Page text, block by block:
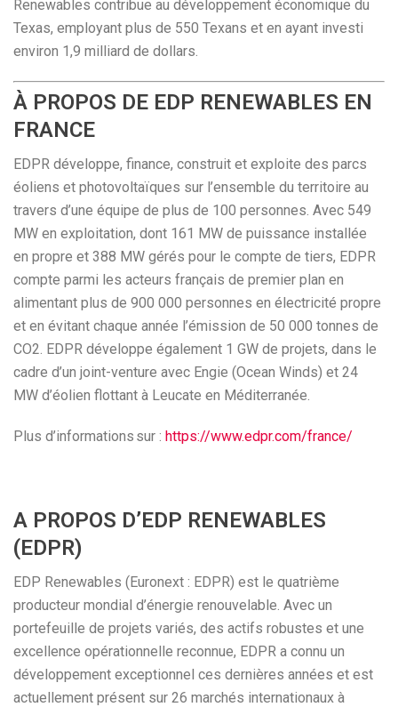
Renewables contribue au développement économique du
Texas, employant plus de 550 Texans et en ayant investi
environ 1,9 milliard de dollars.
À PROPOS DE EDP RENEWABLES EN
FRANCE
EDPR développe, finance, construit et exploite des parcs
éoliens et photovoltaïques sur l’ensemble du territoire au
travers d’une équipe de plus de 100 personnes. Avec 549
MW en exploitation, dont 161 MW de puissance installée
en propre et 388 MW gérés pour le compte de tiers, EDPR
compte parmi les acteurs français de premier plan en
alimentant plus de 900 000 personnes en électricité propre
et en évitant chaque année l’émission de 50 000 tonnes de
CO2. EDPR développe également 1 GW de projets, dans le
cadre d’un joint-venture avec Engie (Ocean Winds) et 24
MW d’éolien flottant à Leucate en Méditerranée.
Plus d’informations sur : https://www.edpr.com/france/
A PROPOS D’EDP RENEWABLES
(EDPR)
EDP Renewables (Euronext : EDPR) est le quatrième
producteur mondial d’énergie renouvelable. Avec un
portefeuille de projets variés, des actifs robustes et une
excellence opérationnelle reconnue, EDPR a connu un
développement exceptionnel ces dernières années et est
actuellement présent sur 26 marchés internationaux à